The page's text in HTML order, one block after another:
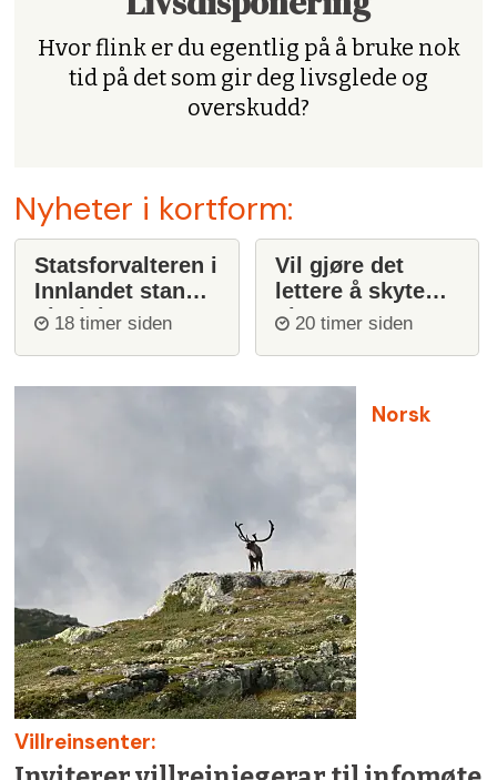
Hvor flink er du egentlig på å bruke nok
tid på det som gir deg livsglede og
overskudd?
Nyheter i kortform:
Statsforvalteren i
Innlandet stanser
ulvejakt
18 timer siden
Vil gjøre det
lettere å skyte
ulv20 timer siden
Norsk
Villreinsenter: